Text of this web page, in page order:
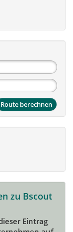
Route berechnen
zu Bscout
Eintrag